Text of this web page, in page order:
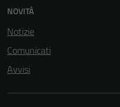
NOVITÀ
Notizie
Comunicati
Avvisi